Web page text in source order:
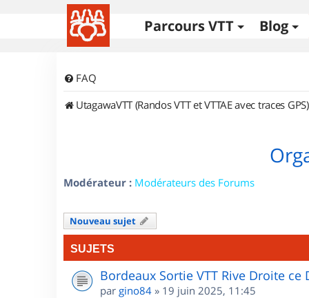
Parcours VTT Blog
FAQ
UtagawaVTT (Randos VTT et VTTAE avec traces GPS)
Modérateur : Modérateurs des Forums
Nouveau sujet
SUJETS
Bordeaux Sortie VTT Rive Droite ce
par gino84 » 19 juin 2025, 11:45